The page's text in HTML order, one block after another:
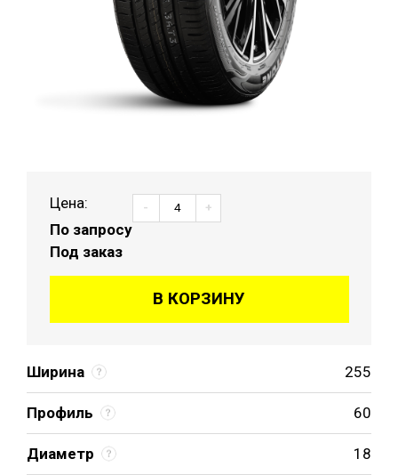
Ширина 255
Профиль 60
Диаметр 18
Цена:
По запросу
Под заказ
- +
В КОРЗИНУ